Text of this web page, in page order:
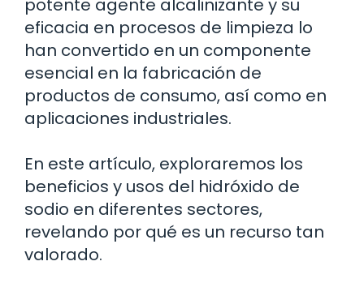
eficacia en procesos de limpieza lo
han convertido en un componente
esencial en la fabricación de
productos de consumo, así como en
aplicaciones industriales.
En este artículo, exploraremos los
beneficios y usos del hidróxido de
sodio en diferentes sectores,
revelando por qué es un recurso tan
valorado.